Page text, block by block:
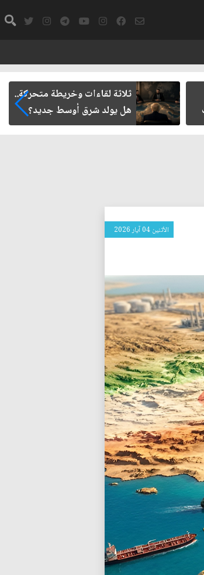
ثلاثة لقاءات وخريطة متحركة..
هل يولد شرق أوسط جديد؟
الأثنين 04 آيار 2026